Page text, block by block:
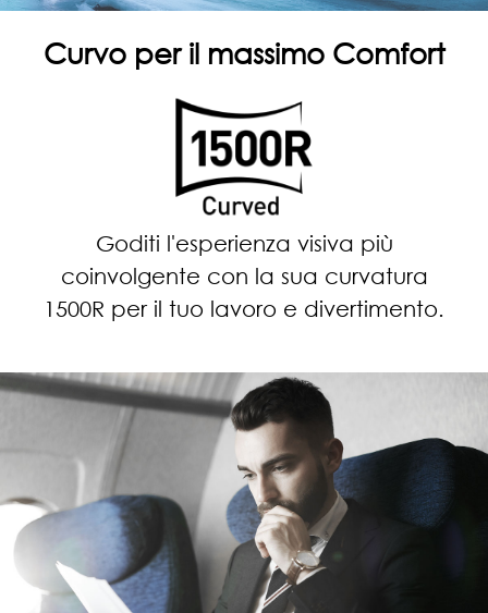
Curvo per il massimo Comfort
Goditi l'esperienza visiva più
coinvolgente con la sua curvatura
1500R per il tuo lavoro e divertimento.